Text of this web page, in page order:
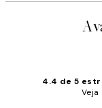
4.4 de 5
Veja